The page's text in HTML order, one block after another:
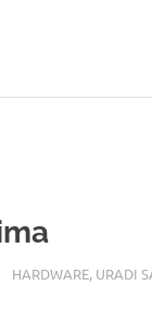
HARDWARE, URADI